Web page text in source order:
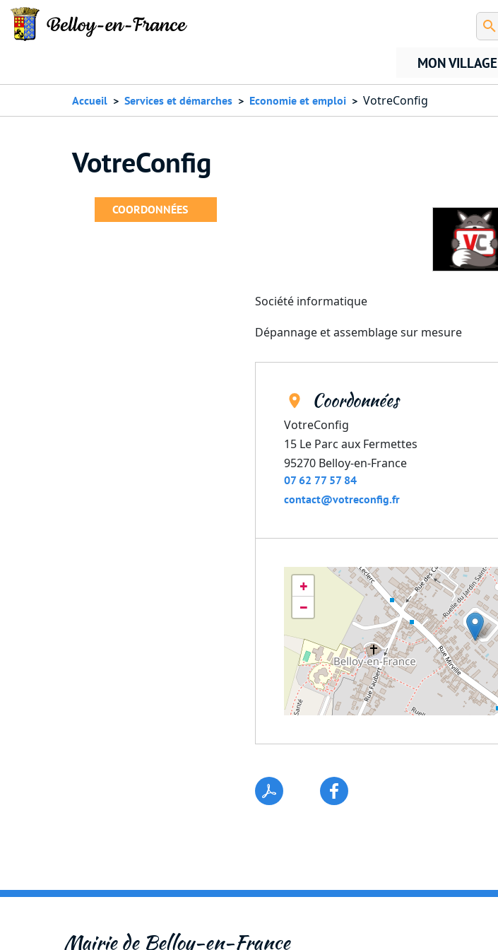
MON VILLAGE
Accueil Services et démarches Economie et emploi VotreConfig
VotreConfig
COORDONNÉES
Société informatique
Dépannage et assemblage sur mesure
Coordonnées
VotreConfig
15 Le Parc aux Fermettes
95270 Belloy-en-France
07 62 77 57 84
contact@votreconfig.fr
+
−
Mairie de Belloy-en-France